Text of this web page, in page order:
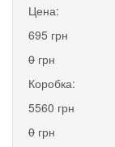
Цена:
695 грн
0 грн
Коробка:
5560 грн
0 грн